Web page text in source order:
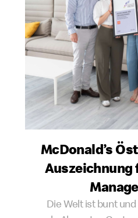
McDonald’s
Die Welt ist bunt